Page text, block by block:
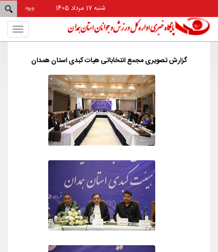
ورود
شنبه 17 مرداد 1405
گزارش تصویری مجمع انتخاباتی هیات کبدی استان همدان